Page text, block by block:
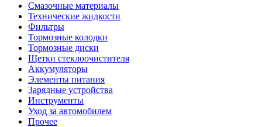
Смазочные материалы
Технические жидкости
Фильтры
Тормозные колодки
Тормозные диски
Щетки стеклоочистителя
Аккумуляторы
Элементы питания
Зарядные устройства
Инструменты
Уход за автомобилем
Прочее